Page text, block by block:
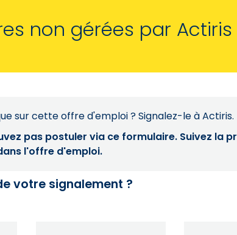
non gérées par Actiris
sur cette offre d'emploi ? Signalez-le à Actiris.
pas postuler via ce formulaire. Suivez la
l'offre d'emploi.
votre signalement ?